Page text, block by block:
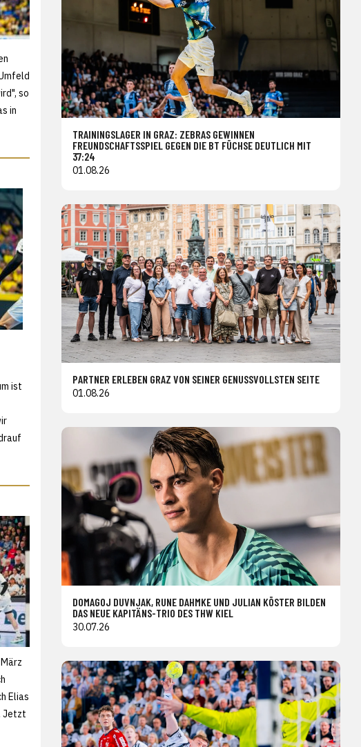
so
in
ist
Elias
Jetzt
TRAININGSLAGER IN GRAZ: ZEBRAS GEWINNEN
FREUNDSCHAFTSSPIEL GEGEN DIE BT FÜCHSE DEUTLICH MIT
37:24
01.08.26
PARTNER ERLEBEN GRAZ VON SEINER GENUSSVOLLSTEN SEITE
01.08.26
DOMAGOJ DUVNJAK, RUNE DAHMKE UND JULIAN KÖSTER BILDEN
DAS NEUE KAPITÄNS-TRIO DES THW KIEL
30.07.26